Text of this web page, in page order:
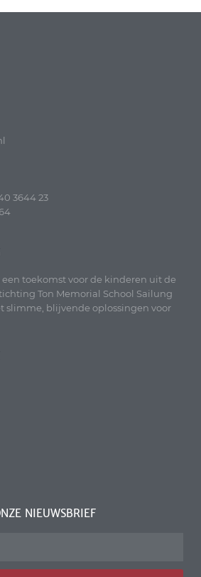
3644 23
toekomst voor de kinderen uit de
Ton Memorial School Sailung
slimme, blijvende oplossingen voor
NIEUWSBRIEF